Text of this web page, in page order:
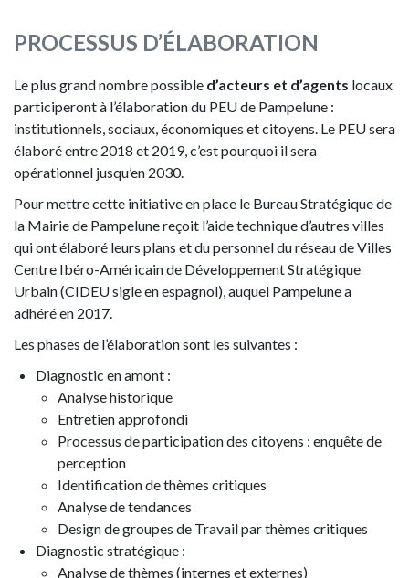
PROCESSUS D’ÉLABORATION
Le plus grand nombre possible d’acteurs et d’agents locaux
participeront à l’élaboration du PEU de Pampelune :
institutionnels, sociaux, économiques et citoyens. Le PEU sera
élaboré entre 2018 et 2019, c’est pourquoi il sera
opérationnel jusqu’en 2030.
Pour mettre cette initiative en place le Bureau Stratégique de
la Mairie de Pampelune reçoit l’aide technique d’autres villes
qui ont élaboré leurs plans et du personnel du réseau de Villes
Centre Ibéro-Américain de Développement Stratégique
Urbain (CIDEU sigle en espagnol), auquel Pampelune a
adhéré en 2017.
Les phases de l’élaboration sont les suivantes :
Diagnostic en amont :
Analyse historique
Entretien approfondi
Processus de participation des citoyens : enquête de
perception
Identification de thèmes critiques
Analyse de tendances
Design de groupes de Travail par thèmes critiques
Diagnostic stratégique :
Analyse de thèmes (internes et externes)